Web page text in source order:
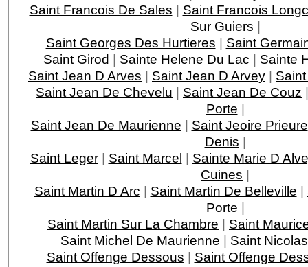
Saint Francois De Sales | Saint Francois
Sur Guiers |
Saint Georges Des Hurtieres | Saint
Saint Girod | Sainte Helene Du Lac | Sainte
Saint Jean D Arves | Saint Jean D Arvey |
Saint Jean De Chevelu | Saint Jean De Couz
Porte |
Saint Jean De Maurienne | Saint Jeoire Prieure
Denis |
Saint Leger| Saint Marcel | Sainte Marie D
Cuines |
Saint Martin D Arc | Saint Martin De Belleville |
Porte |
Saint Martin Sur La Chambre | Saint
Saint Michel De Maurienne | Saint
Saint Offenge Dessous | Saint Offenge